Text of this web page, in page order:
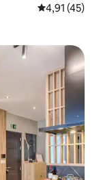
Średnia
4,91 (45)